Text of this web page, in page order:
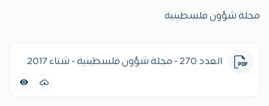
مجلة شؤون فلسطينية
العدد 270 - مجلة شؤون فلسطينية - شتاء 2017